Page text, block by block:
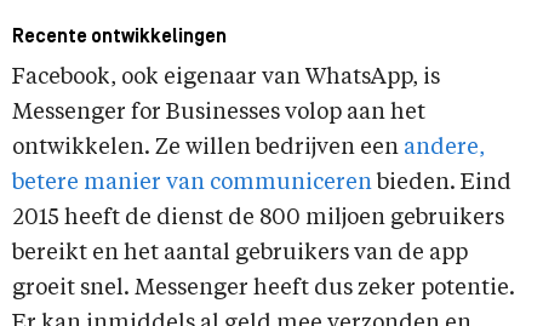
Recente ontwikkelingen
Facebook, ook eigenaar van WhatsApp, is
Messenger for Businesses volop aan het
ontwikkelen. Ze willen bedrijven een andere,
betere manier van communiceren bieden. Eind
2015 heeft de dienst de 800 miljoen gebruikers
bereikt en het aantal gebruikers van de app
groeit snel. Messenger heeft dus zeker potentie.